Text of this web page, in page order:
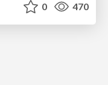
0 470